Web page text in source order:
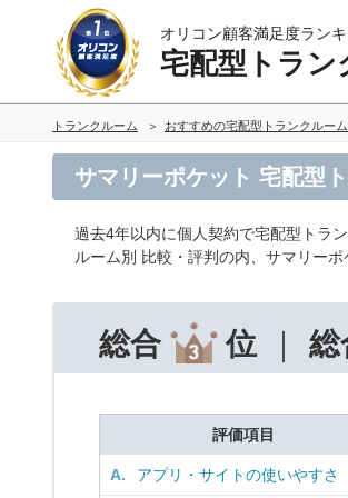
オリコン顧客満足度ラン
宅配型トラン
トランクルーム おすすめの宅配型トランクルー
サマリーポケット 宅配型
過去4年以内に個人契約で宅配型トラ
ルーム別 比較・評判の内、サマリー
総合 位 総
評価項目
A. アプリ・サイトの使いやすさ